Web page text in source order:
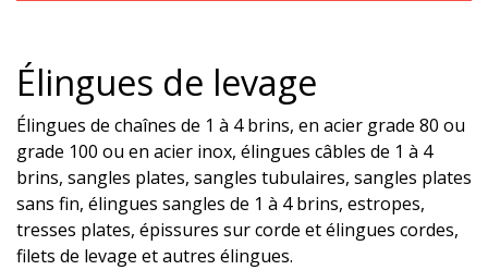
Élingues de levage
Élingues de chaînes de 1 à 4 brins, en acier grade 80 ou
grade 100 ou en acier inox, élingues câbles de 1 à 4
brins, sangles plates, sangles tubulaires, sangles plates
sans fin, élingues sangles de 1 à 4 brins, estropes,
tresses plates, épissures sur corde et élingues cordes,
filets de levage et autres élingues.